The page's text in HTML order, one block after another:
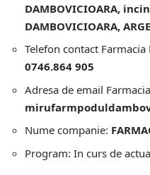
DAMBOVICIOARA,
DAMBOVICIOARA,
Telefon contact Farmacia
0746.864 905
Adresa de email
Nume companie:
Program: In curs de